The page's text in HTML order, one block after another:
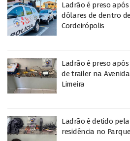
Ladrão é preso
dólares de dentro
Cordeirópolis
Ladrão é preso
de trailer na
Limeira
Ladrão é detido
residência no